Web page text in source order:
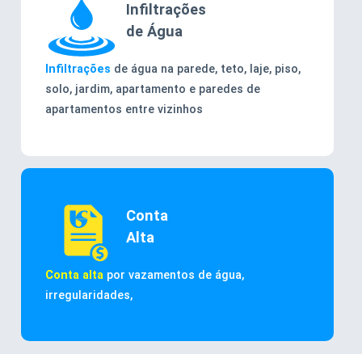
Infiltrações
de Água
Infiltrações de água na parede, teto, laje, piso,
solo, jardim, apartamento e paredes de
apartamentos entre vizinhos
Conta
Alta
Conta alta por vazamentos de água,
irregularidades,